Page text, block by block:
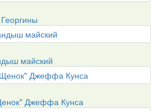
Георгины
майский
Джеффа Кунса